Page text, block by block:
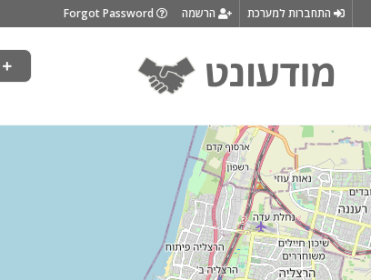
התחברות למערכת הרשמה